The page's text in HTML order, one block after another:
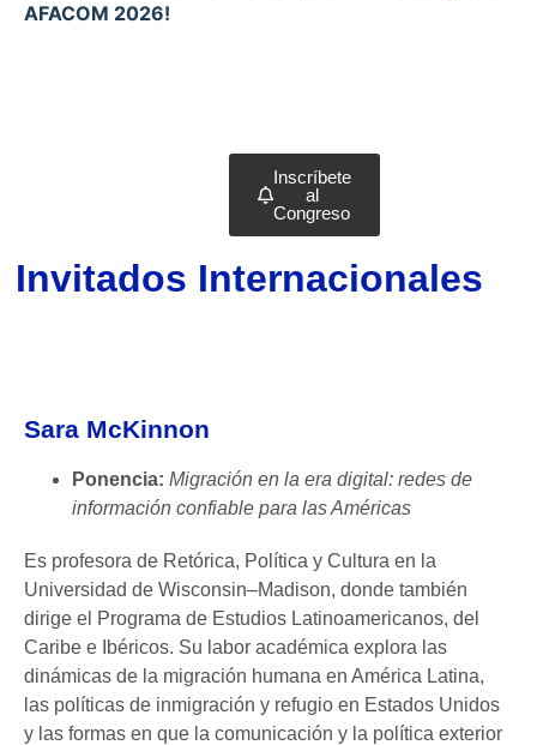
AFACOM 2026!
Inscríbete
al
Congreso
Invitados Internacionales
Sara McKinnon
Ponencia: Migración en la era digital: redes de
información confiable para las Américas
Es profesora de Retórica, Política y Cultura en la
Universidad de Wisconsin–Madison, donde también
dirige el Programa de Estudios Latinoamericanos, del
Caribe e Ibéricos. Su labor académica explora las
dinámicas de la migración humana en América Latina,
las políticas de inmigración y refugio en Estados Unidos
y las formas en que la comunicación y la política exterior